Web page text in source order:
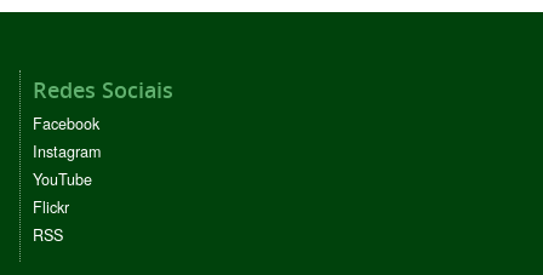
Redes Sociais
Facebook
Instagram
YouTube
Flickr
RSS